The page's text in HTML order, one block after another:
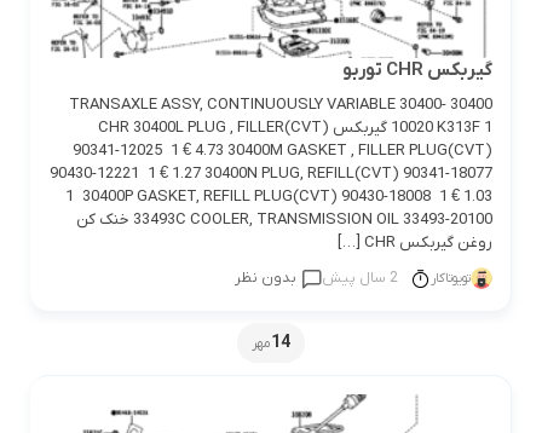
گیربکس CHR توربو
30400 TRANSAXLE ASSY, CONTINUOUSLY VARIABLE 30400-
10020 K313F 1 گیربکس CHR 30400L PLUG , FILLER(CVT)
90341-12025 1 € 4.73 30400M GASKET , FILLER PLUG(CVT)
90430-12221 1 € 1.27 30400N PLUG, REFILL(CVT) 90341-18077
1 30400P GASKET, REFILL PLUG(CVT) 90430-18008 1 € 1.03
33493C COOLER, TRANSMISSION OIL 33493-20100 خنک کن
روغن گیربکس CHR […]
تویوتاکار 2 سال پیش بدون نظر
14مهر